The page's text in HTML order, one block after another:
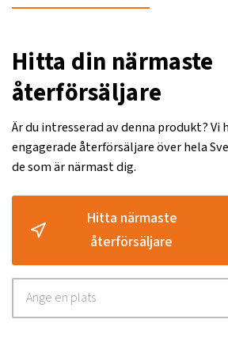
Hitta din närmaste
återförsäljare
Är du intresserad av denna produkt?
engagerade återförsäljare över hela
de som är närmast dig.
Hitta närmaste
återförsäljare